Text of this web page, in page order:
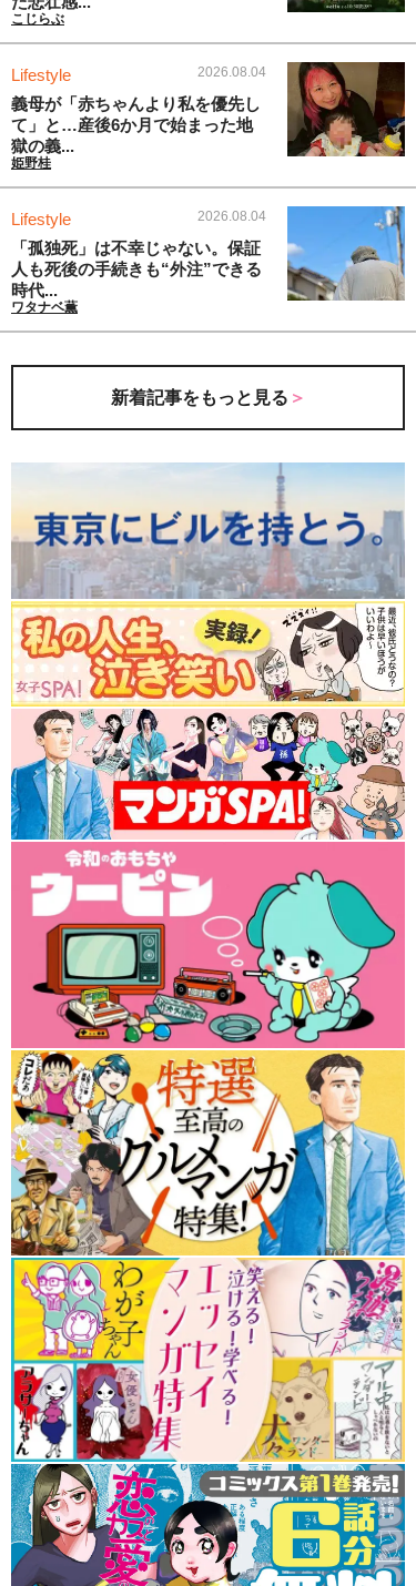
こじらぶ
Lifestyle 2026.08.04
義母が「赤ちゃんより私を優先し
て」と…産後6か月で始まった地
獄の義...
姫野桂
Lifestyle 2026.08.04
「孤独死」は不幸じゃない。保証
人も死後の手続きも“外注”できる
時代...
ワタナベ薫
新着記事をもっと見る